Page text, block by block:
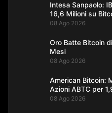
Intesa Sanpaolo:
16,6 Milioni su
08 Ago 2026
Oro Batte Bitcoin
Mesi
08 Ago 2026
American Bitcoin:
Azioni ABTC per
08 Ago 2026